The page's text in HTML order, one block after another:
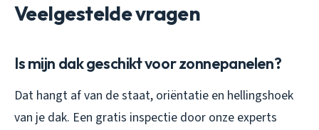
Veelgestelde vragen
Is mijn dak geschikt voor zonnepanelen?
Dat hangt af van de staat, oriëntatie en hellingshoek
van je dak. Een gratis inspectie door onze experts